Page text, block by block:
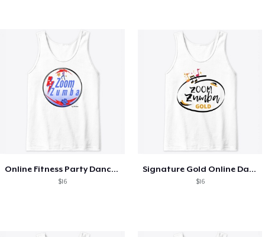
Online Fitness Party Dancing Shoes
$16
Signature Gold Online Dance Tee
$16